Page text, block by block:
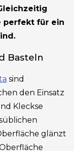
perfekt für ein
Basteln
sind
den Einsatz
Kleckse
glänzt